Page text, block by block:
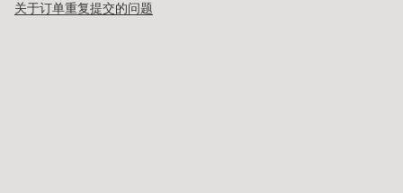
关于订单重复提交的问题